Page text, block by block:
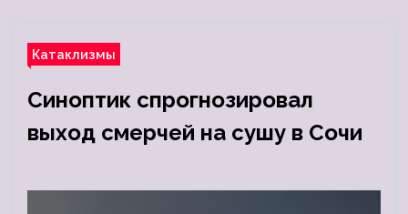
Катаклизмы
Синоптик спрогнозировал
выход смерчей на сушу в Сочи